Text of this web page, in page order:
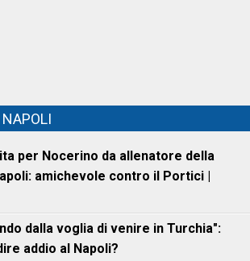
per Nocerino da allenatore della
amichevole contro il Portici |
dalla voglia di venire in Turchia":
addio al Napoli?